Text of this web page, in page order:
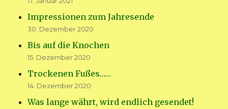
Impressionen zum Jahresende
30. Dezember 2020
Bis auf die Knochen
15. Dezember 2020
Trockenen Fußes……
14. Dezember 2020
Was lange währt, wird endlich gesendet!